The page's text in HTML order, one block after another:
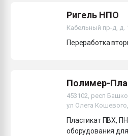
Ригель НПО
Кабельный пр-д, д.
Переработка
Полимер-
453102, респ
ул Олега
Пластикат ПВХ,
оборудования